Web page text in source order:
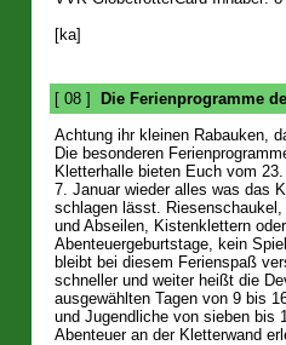
[ka]
[ 08 ]
Die Ferienprogramme
Achtung ihr kleinen Rabauken,
Die besonderen
Kletterhalle bieten Euch vom
7. Januar wieder alles was das
schlagen lässt.
und Abseilen, Kistenklettern oder
Abenteuergeburtstage, kein
bleibt bei diesem Ferienspaß
schneller und weiter heißt die
ausgewählten Tagen von 9 bis
und Jugendliche von sieben bis
Abenteuer an der Kletterwand